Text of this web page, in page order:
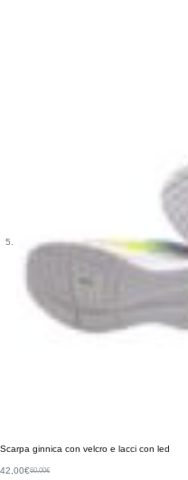
Scarpa ginnica con velcro e lacci con led
60,00€
42,00€